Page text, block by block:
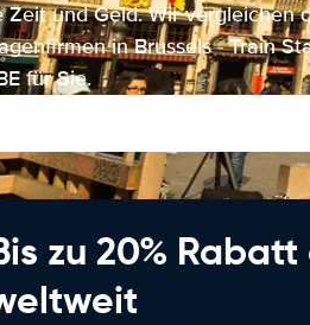
Zeit und Geld. Wir vergleichen
in Brussels - Train
für Sie.
zu 20%